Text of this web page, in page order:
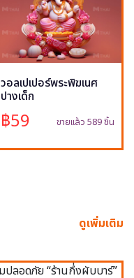
วอลเปเปอร์พระพิฆเนศ
ปางเด็ก
฿59 ขายแล้ว 589 ชิ้น
ดูเพิ่มเติม